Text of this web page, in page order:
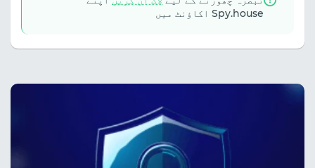
Spy.house اکاؤنٹ میں